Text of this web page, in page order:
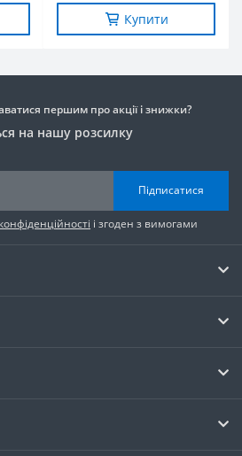
Купити
першим про акції і знижки?
на нашу розсилку
Підписатися
і згоден з вимогами